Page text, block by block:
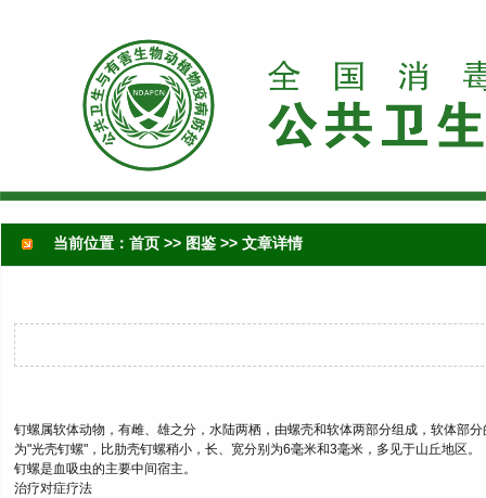
当前位置： 首页 >> 图鉴 >> 文章详情
钉螺属软体动物，有雌、雄之分，水陆两栖，由螺壳和软体两部分组成，软体部
为"光壳钉螺"，比肋壳钉螺稍小，长、宽分别为6毫米和3毫米，多见于山丘地区。
钉螺是血吸虫的主要中间宿主。
治疗对症疗法